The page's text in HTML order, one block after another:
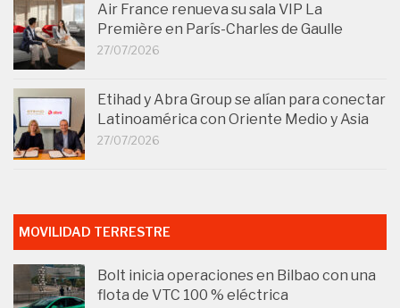
Air France renueva su sala VIP La
Première en París-Charles de Gaulle
27/07/2026
Etihad y Abra Group se alían para conectar
Latinoamérica con Oriente Medio y Asia
27/07/2026
MOVILIDAD TERRESTRE
Bolt inicia operaciones en Bilbao con una
flota de VTC 100 % eléctrica